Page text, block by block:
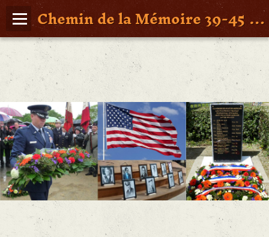
Chemin de la Mémoire 39-45 en Pays de Retz
Page d'accueil
Agenda
Album Photos
Vidéos
Poche St Nazaire
Contact
FAITS DE GUERRE
Figures Marquantes